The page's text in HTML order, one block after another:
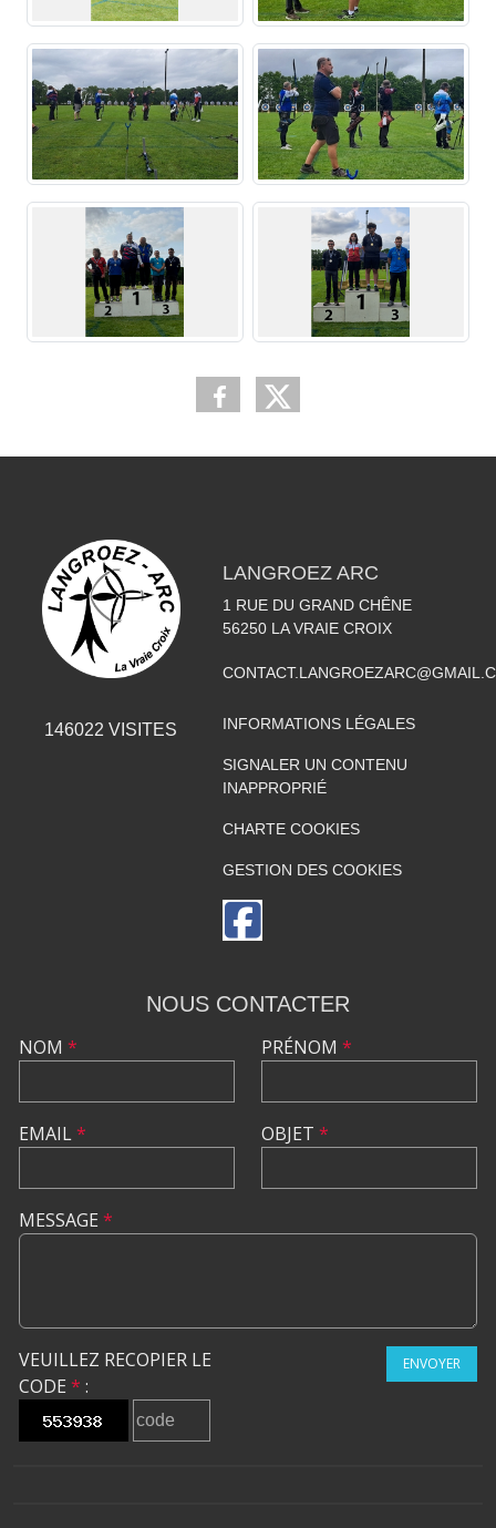
146022 VISITES
LANGROEZ ARC
1 RUE DU GRAND CHÊNE
56250 LA VRAIE CROIX
INFORMATIONS LÉGALES
SIGNALER UN CONTENU
INAPPROPRIÉ
CHARTE COOKIES
GESTION DES COOKIES
NOUS CONTACTER
NOM *
EMAIL*
PRÉNOM *
OBJET *
MESSAGE *
VEUILLEZ RECOPIER LE
CODE * :
ENVOYER